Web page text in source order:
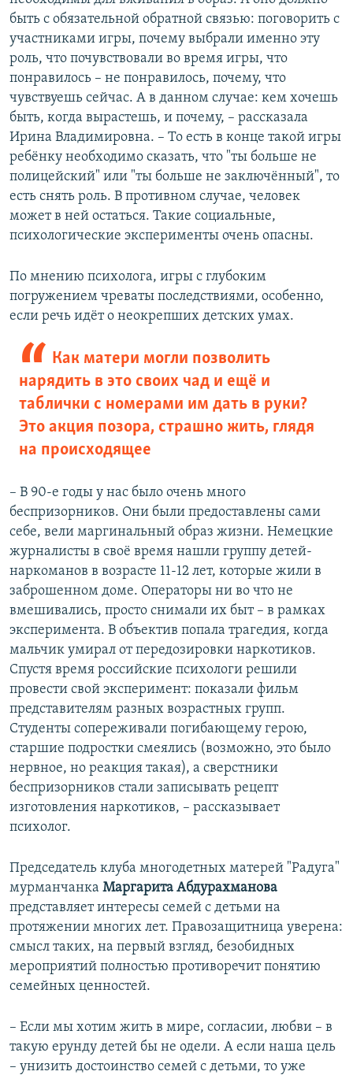
быть с обязательной обратной связью: поговорить с
участниками игры, почему выбрали именно эту
роль, что почувствовали во время игры, что
понравилось – не понравилось, почему, что
чувствуешь сейчас. А в данном случае: кем хочешь
быть, когда вырастешь, и почему, – рассказала
Ирина Владимировна. – То есть в конце такой игры
ребёнку необходимо сказать, что "ты больше не
полицейский" или "ты больше не заключённый", то
есть снять роль. В противном случае, человек
может в ней остаться. Такие социальные,
психологические эксперименты очень опасны.
По мнению психолога, игры с глубоким
погружением чреваты последствиями, особенно,
если речь идёт о неокрепших детских умах.
Как матери могли позволить
нарядить в это своих чад и ещё и
таблички с номерами им дать в руки?
Это акция позора, страшно жить, глядя
на происходящее
– В 90-е годы у нас было очень много
беспризорников. Они были предоставлены сами
себе, вели маргинальный образ жизни. Немецкие
журналисты в своё время нашли группу детей-
наркоманов в возрасте 11-12 лет, которые жили в
заброшенном доме. Операторы ни во что не
вмешивались, просто снимали их быт – в рамках
эксперимента. В объектив попала трагедия, когда
мальчик умирал от передозировки наркотиков.
Спустя время российские психологи решили
провести свой эксперимент: показали фильм
представителям разных возрастных групп.
Студенты сопереживали погибающему герою,
старшие подростки смеялись (возможно, это было
нервное, но реакция такая), а сверстники
беспризорников стали записывать рецепт
изготовления наркотиков, – рассказывает
психолог.
Председатель клуба многодетных матерей "Радуга"
мурманчанка Маргарита Абдурахманова
представляет интересы семей с детьми на
протяжении многих лет. Правозащитница уверена:
смысл таких, на первый взгляд, безобидных
мероприятий полностью противоречит понятию
семейных ценностей.
– Если мы хотим жить в мире, согласии, любви – в
такую ерунду детей бы не одели. А если наша цель
– унизить достоинство семей с детьми, то уже